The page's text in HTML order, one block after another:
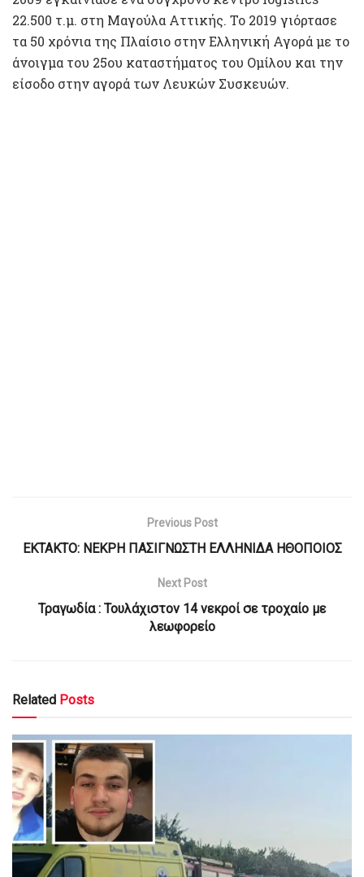
22.500 τ.μ. στη Μαγούλα Αττικής. Το 2019 γιόρτασε
τα 50 χρόνια της Πλαίσιο στην Ελληνική Αγορά με το
άνοιγμα του 25ου καταστήματος του Ομίλου και την
είσοδο στην αγορά των Λευκών Συσκευών.
Previous Post
ΕΚΤΑΚΤΟ: ΝΕΚΡΗ ΠΑΣΙΓΝΩΣΤΗ ΕΛΛΗΝΙΔΑ ΗΘΟΠΟΙΟΣ
Next Post
Τραγωδία : Τουλάχιστον 14 νεκροί σε τροχαίο με
λεωφορείο
Related Posts